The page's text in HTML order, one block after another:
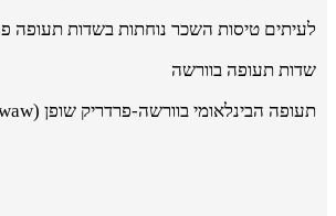
לעיתים טיסות השכר נוחתות בשדות תעופה
שדות תעופה בוורשה
תעופה הבינלאומי בוורשה-פרדריק שופן dir="LTR">(waw)ממוקם במרחק של15 קילומטרים מהעיר.